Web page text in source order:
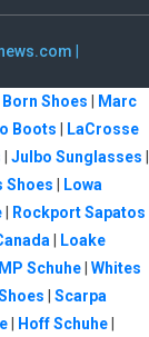
Born Shoes
Marc
Boots
LaCrosse
Julbo Sunglasses
Shoes
Lowa
Rockport Sapatos
Loake
Schuhe Whites
Scarpa
Hoff Schuhe